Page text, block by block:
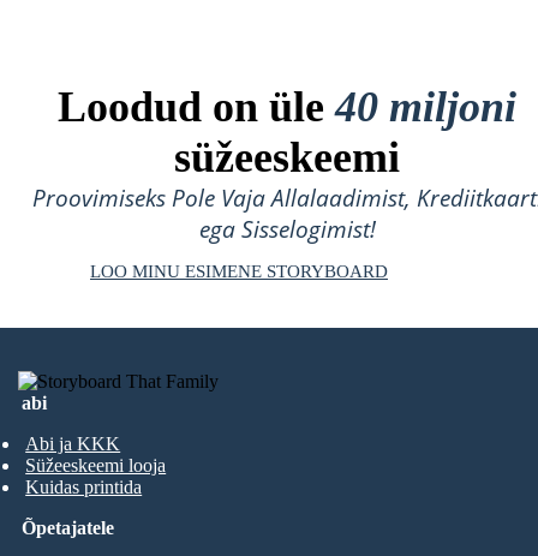
Loodud on üle40 miljoni
süžeeskeemi
Proovimiseks Pole Vaja Allalaadimist,
ega Sisselogimist!
LOO MINU ESIMENE STORYBOARD
abi
Abi ja KKK
Süžeeskeemi looja
Kuidas printida
Õpetajatele